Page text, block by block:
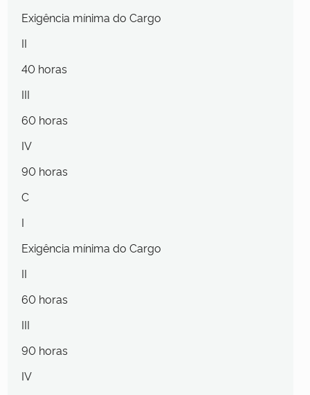
Exigência mínima do Cargo
II
40 horas
III
60 horas
IV
90 horas
C
I
Exigência mínima do Cargo
II
60 horas
III
90 horas
IV